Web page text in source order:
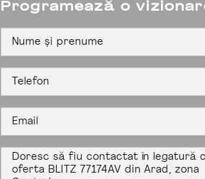
Programează o